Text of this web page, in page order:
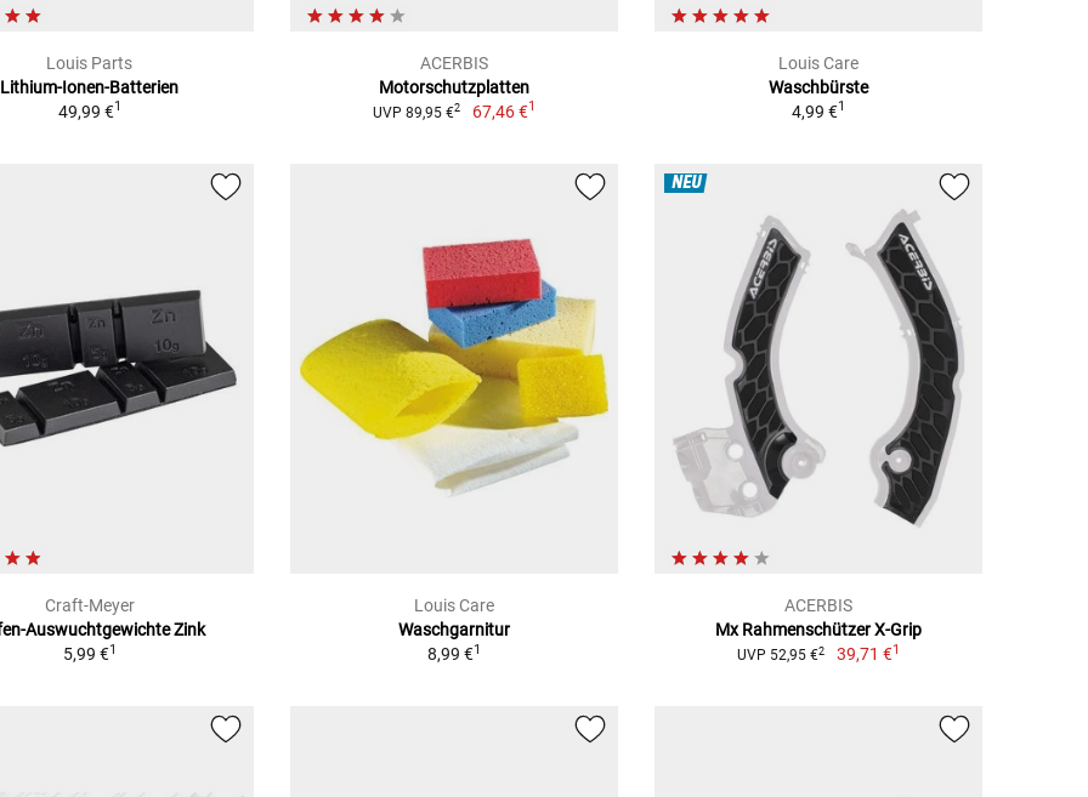
Louis Parts
Lithium-Ionen-Batterien
49,99 €1
ACERBIS
Motorschutzplatten
UVP 89,95 €2 67,46 €1
Louis Care
Waschbürste
4,99 €1
Craft-Meyer
Auswuchtgewichte Zink
5,99 €1
Louis Care
Waschgarnitur
8,99 €1
NEU
ACERBIS
Mx Rahmenschützer X-Grip
UVP 52,95 €2 39,71 €1